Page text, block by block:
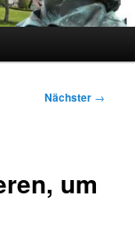
Nächster →
um